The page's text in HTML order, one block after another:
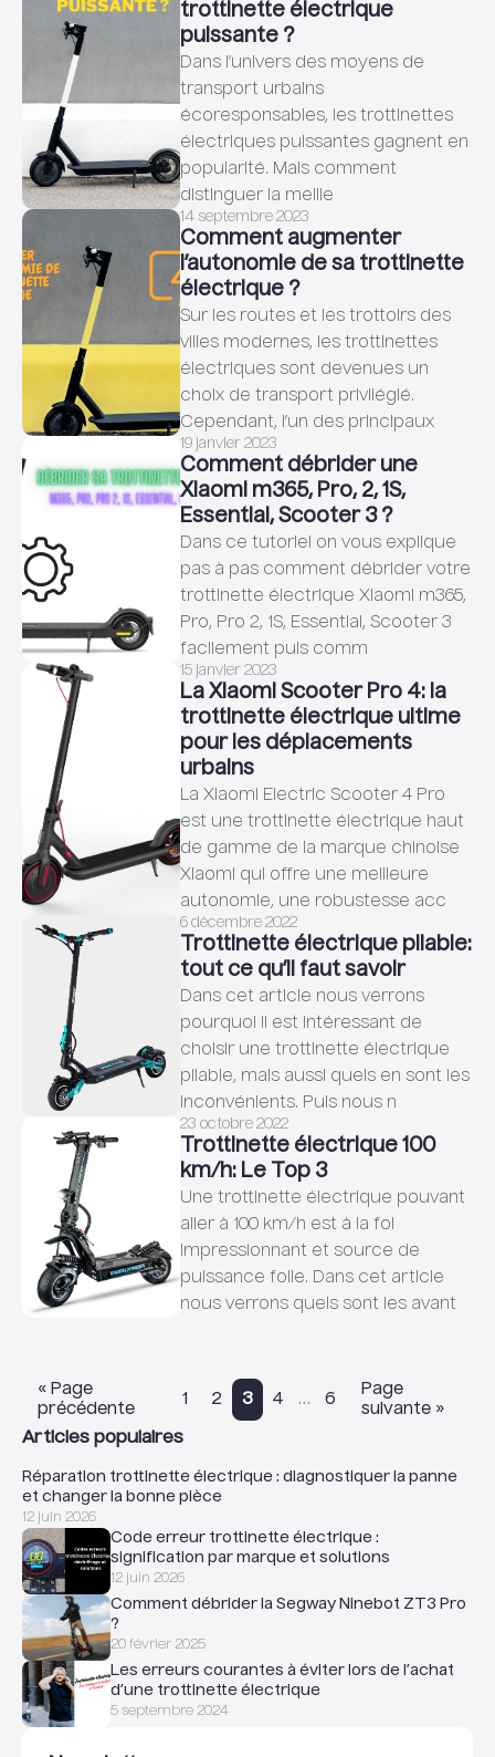
trottinette électrique
puissante ?
Dans l’univers des moyens de
transport urbains
écoresponsables, les trottinettes
électriques puissantes gagnent en
popularité. Mais comment
distinguer la meille
14 septembre 2023
Comment augmenter
l’autonomie de sa trottinette
électrique ?
Sur les routes et les trottoirs des
villes modernes, les trottinettes
électriques sont devenues un
choix de transport privilégié.
Cependant, l’un des principaux
19 janvier 2023
Comment débrider une
Xiaomi m365, Pro, 2, 1S,
Essential, Scooter 3 ?
Dans ce tutoriel on vous explique
pas à pas comment débrider votre
trottinette électrique Xiaomi m365,
Pro, Pro 2, 1S, Essential, Scooter 3
facilement puis comm
15 janvier 2023
La Xiaomi Scooter Pro 4: la
trottinette électrique ultime
pour les déplacements
urbains
La Xiaomi Electric Scooter 4 Pro
est une trottinette électrique haut
de gamme de la marque chinoise
Xiaomi qui offre une meilleure
autonomie, une robustesse acc
6 décembre 2022
Trottinette électrique pliable:
tout ce qu’il faut savoir
Dans cet article nous verrons
pourquoi il est intéressant de
choisir une trottinette électrique
pliable, mais aussi quels en sont les
inconvénients. Puis nous n
23 octobre 2022
Trottinette électrique 100
km/h: Le Top 3
Une trottinette électrique pouvant
aller à 100 km/h est à la foi
impressionnant et source de
puissance folle. Dans cet article
nous verrons quels sont les avant
« Page
précédente
1 2 3 4 … 6
Page
suivante »
Articles populaires
Réparation trottinette électrique : diagnostiquer la panne
et changer la bonne pièce
12 juin 2026
Code erreur trottinette électrique :
signification par marque et solutions
12 juin 2026
Comment débrider la Segway Ninebot ZT3 Pro
?
20 février 2025
Les erreurs courantes à éviter lors de l’achat
d’une trottinette électrique
5 septembre 2024